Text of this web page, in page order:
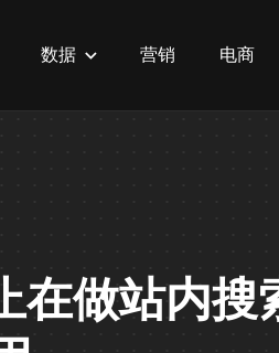
数据 营销 电商
在做站内搜